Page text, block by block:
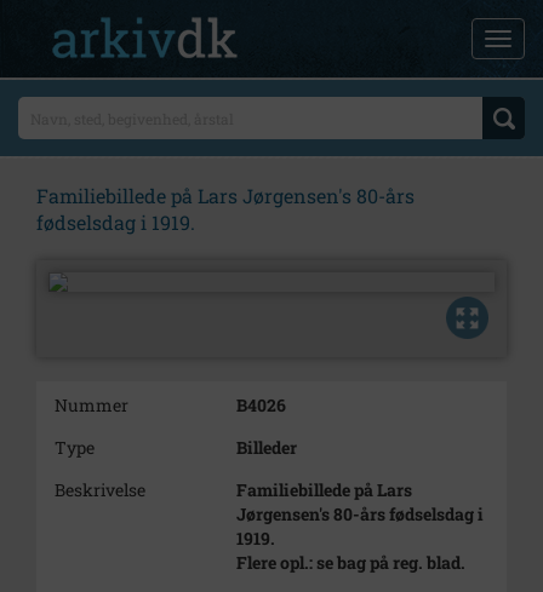
Familiebillede på Lars Jørgensen's 80-års
fødselsdag i 1919.
Nummer
B4026
Type
Billeder
Beskrivelse
Familiebillede på Lars
Jørgensen's 80-års fødselsdag i
1919.
Flere opl.: se bag på reg. blad.